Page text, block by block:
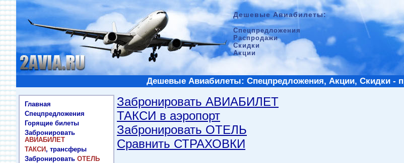
Дешевые Авиабилеты:
Спецпредложения
Распродажи
Скидки
Акции
Дешевые Авиабилеты: Спецпредложения, Акции, Скидки -
Главная
Спецпредложения
Горящие билеты
Забронировать
АВИАБИЛЕТ
ТАКСИ, трансферы
Забронировать ОТЕЛЬ
Забронировать АВИАБИЛЕТ
ТАКСИ в аэропорт
Забронировать ОТЕЛЬ
Сравнить СТРАХОВКИ